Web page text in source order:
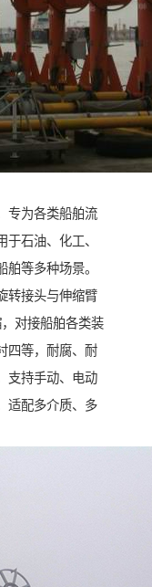
专为各类船舶流
石油、化工、
等多种场景。
转接头与伸缩臂
对接船舶各类装
四等，耐腐、耐
支持手动、电动
适配多介质、多